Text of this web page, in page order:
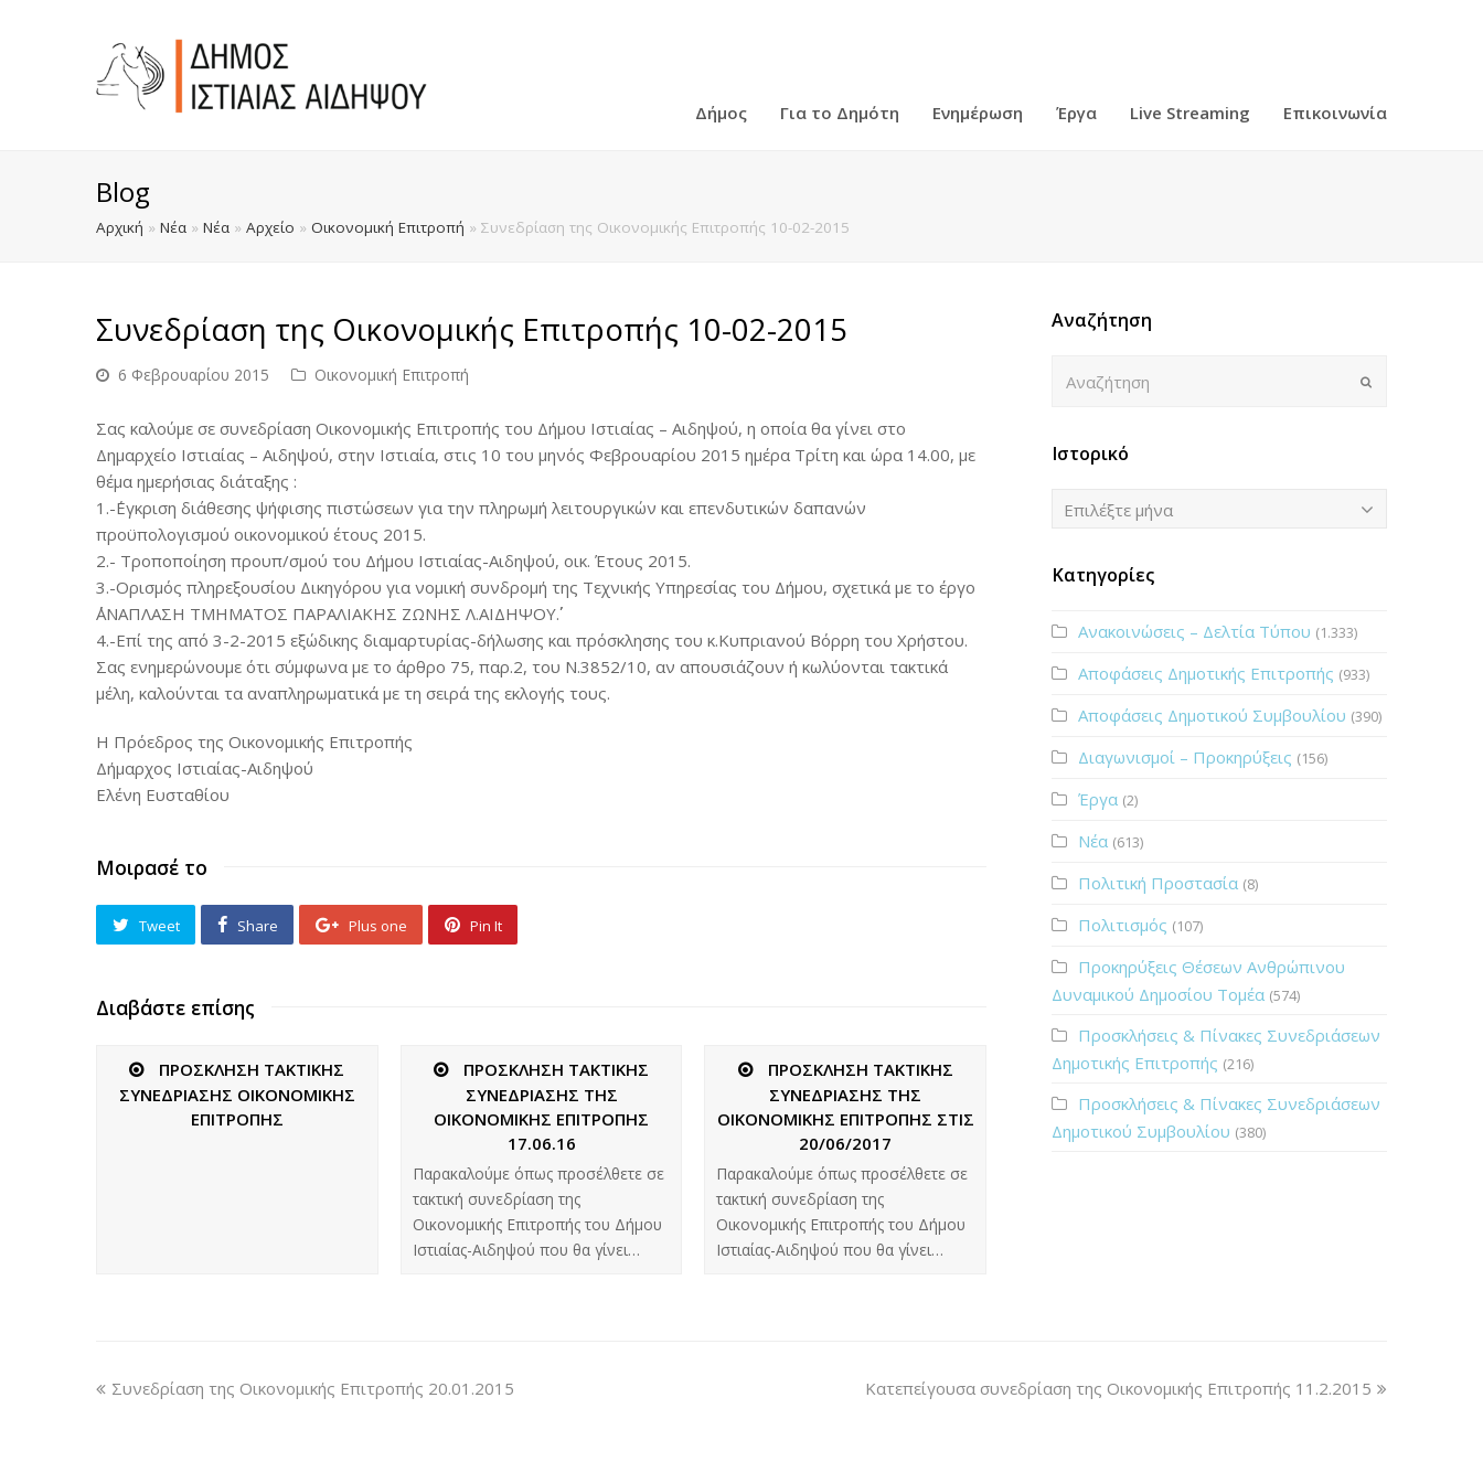
Δήμος Για το Δημότη Ενημέρωση Έργα Live Streaming Επικοινωνία
Blog
Αρχική » Νέα » Νέα » Αρχείο » Οικονομική Επιτροπή » Συνεδρίαση της Οικονομικής Επιτροπής 10-02-2015
Συνεδρίαση της Οικονομικής Επιτροπής 10-02-2015
6 Φεβρουαρίου 2015 Οικονομική Επιτροπή
Σας καλούμε σε συνεδρίαση Οικονομικής Επιτροπής του Δήμου Ιστιαίας – Αιδηψού, η οποία θα γίνει στο
Δημαρχείο Ιστιαίας – Αιδηψού, στην Ιστιαία, στις 10 του μηνός Φεβρουαρίου 2015 ημέρα Τρίτη και ώρα 14.00, με
θέμα ημερήσιας διάταξης :
1.-΄Εγκριση διάθεσης ψήφισης πιστώσεων για την πληρωμή λειτουργικών και επενδυτικών δαπανών
προϋπολογισμού οικονομικού έτους 2015.
2.- Τροποποίηση προυπ/σμού του Δήμου Ιστιαίας-Αιδηψού, οικ. Έτους 2015.
3.-Ορισμός πληρεξουσίου Δικηγόρου για νομική συνδρομή της Τεχνικής Υπηρεσίας του Δήμου, σχετικά με το έργο
΄΄ΑΝΑΠΛΑΣΗ ΤΜΗΜΑΤΟΣ ΠΑΡΑΛΙΑΚΗΣ ΖΩΝΗΣ Λ.ΑΙΔΗΨΟΥ΄΄.
4.-Επί της από 3-2-2015 εξώδικης διαμαρτυρίας-δήλωσης και πρόσκλησης του κ.Κυπριανού Βόρρη του Χρήστου.
Σας ενημερώνουμε ότι σύμφωνα με το άρθρο 75, παρ.2, του Ν.3852/10, αν απουσιάζουν ή κωλύονται τακτικά
μέλη, καλούνται τα αναπληρωματικά με τη σειρά της εκλογής τους.
Η Πρόεδρος της Οικονομικής Επιτροπής
Δήμαρχος Ιστιαίας-Αιδηψού
Ελένη Ευσταθίου
Μοιρασέ το
Tweet Share Plus one Pin It
Διαβάστε επίσης
ΠΡΟΣΚΛΗΣΗ ΤΑΚΤΙΚΗΣ
ΣΥΝΕΔΡΙΑΣΗΣ ΟΙΚΟΝΟΜΙΚΗΣ
ΕΠΙΤΡΟΠΗΣ
ΠΡΟΣΚΛΗΣΗ ΤΑΚΤΙΚΗΣ
ΣΥΝΕΔΡΙΑΣΗΣ ΤΗΣ
ΟΙΚΟΝΟΜΙΚΗΣ ΕΠΙΤΡΟΠΗΣ
17.06.16
Παρακαλούμε όπως προσέλθετε σε
τακτική συνεδρίαση της
Οικονομικής Επιτροπής του Δήμου
Ιστιαίας-Αιδηψού που θα γίνει…
ΠΡΟΣΚΛΗΣΗ ΤΑΚΤΙΚΗΣ
ΣΥΝΕΔΡΙΑΣΗΣ ΤΗΣ
ΟΙΚΟΝΟΜΙΚΗΣ ΕΠΙΤΡΟΠΗΣ ΣΤΙΣ
20/06/2017
Παρακαλούμε όπως προσέλθετε σε
τακτική συνεδρίαση της
Οικονομικής Επιτροπής του Δήμου
Ιστιαίας-Αιδηψού που θα γίνει…
Αναζήτηση
Ιστορικό
Ιστορικό
Επιλέξτε μήνα
Κατηγορίες
Ανακοινώσεις – Δελτία Τύπου (1.333)
Αποφάσεις Δημοτικής Επιτροπής (933)
Αποφάσεις Δημοτικού Συμβουλίου (390)
Διαγωνισμοί – Προκηρύξεις (156)
Έργα (2)
Νέα (613)
Πολιτική Προστασία (8)
Πολιτισμός (107)
Προκηρύξεις Θέσεων Ανθρώπινου
Δυναμικού Δημοσίου Τομέα (574)
Προσκλήσεις & Πίνακες Συνεδριάσεων
Δημοτικής Επιτροπής (216)
Προσκλήσεις & Πίνακες Συνεδριάσεων
Δημοτικού Συμβουλίου (380)
Συνεδρίαση της Οικονομικής Επιτροπής 20.01.2015 Κατεπείγουσα συνεδρίαση της Οικονομικής Επιτροπής 11.2.2015